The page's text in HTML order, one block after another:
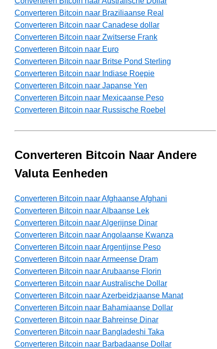
Converteren Bitcoin naar Braziliaanse Real
Converteren Bitcoin naar Canadese dollar
Converteren Bitcoin naar Zwitserse Frank
Converteren Bitcoin naar Euro
Converteren Bitcoin naar Britse Pond Sterling
Converteren Bitcoin naar Indiase Roepie
Converteren Bitcoin naar Japanse Yen
Converteren Bitcoin naar Mexicaanse Peso
Converteren Bitcoin naar Russische Roebel
Converteren Bitcoin Naar Andere
Valuta Eenheden
Converteren Bitcoin naar Afghaanse Afghani
Converteren Bitcoin naar Albaanse Lek
Converteren Bitcoin naar Algerijnse Dinar
Converteren Bitcoin naar Angolaanse Kwanza
Converteren Bitcoin naar Argentijnse Peso
Converteren Bitcoin naar Armeense Dram
Converteren Bitcoin naar Arubaanse Florin
Converteren Bitcoin naar Australische Dollar
Converteren Bitcoin naar Azerbeidzjaanse Manat
Converteren Bitcoin naar Bahamiaanse Dollar
Converteren Bitcoin naar Bahreinse Dinar
Converteren Bitcoin naar Bangladeshi Taka
Converteren Bitcoin naar Barbadaanse Dollar